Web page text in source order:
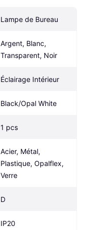
Lampe de Bureau
Argent, Blanc,
Transparent, Noir
Éclairage Intérieur
Black/Opal White
1 pcs
Acier, Métal,
Plastique, Opalflex,
Verre
D
IP20